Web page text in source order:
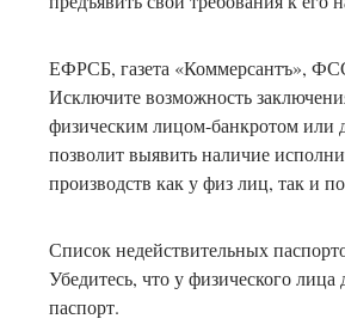
ЕФРСБ, газета «Коммерсантъ»,
Исключите возможность
физическим лицом-банкротом или
позволит выявить наличие
производств как у физ лиц, так и
Список недействительных
Убедитесь, что у физического лица
паспорт.